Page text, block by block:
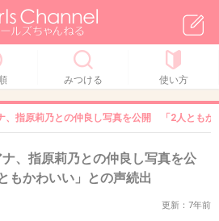
みつける 使い方
、指原莉乃との仲良し写真を公開 「2人ともか
、指原莉乃との仲良し写真を公
かわいい」との声続出
更新：7年前